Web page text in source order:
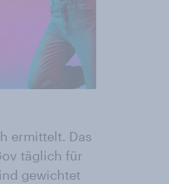
ermittelt. Das
täglich für
gewichtet